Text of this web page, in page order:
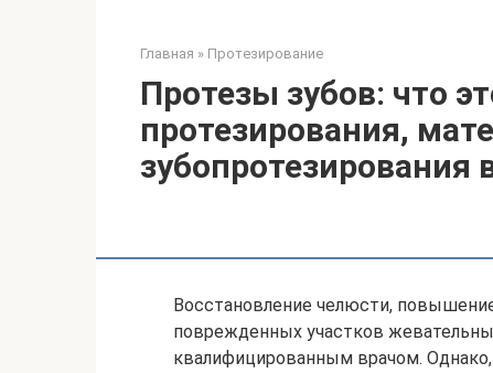
Главная » Протезирование
Протезы зубов: что
протезирования,
зубопротезирования
Восстановление челюсти,
поврежденных участков
квалифицированным врачом.